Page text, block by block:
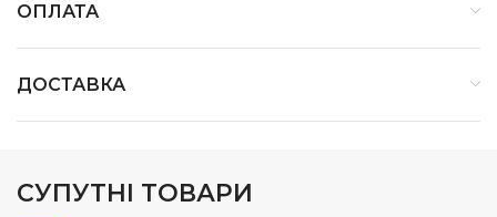
ОПЛАТА
ДОСТАВКА
СУПУТНІ ТОВАРИ